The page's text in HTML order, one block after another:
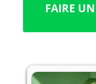
FAIRE